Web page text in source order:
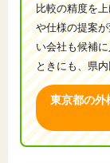
比較の精度を
や仕様の提案
い会社も候補
ときにも、県
東京都の外